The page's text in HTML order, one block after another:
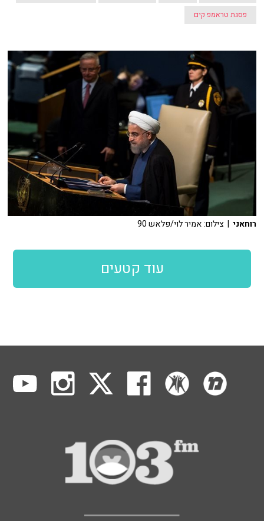
פסגת טראמפ קים
רוחאני | צילום: אמיר לוי/פלאש 90
עוד קטעים